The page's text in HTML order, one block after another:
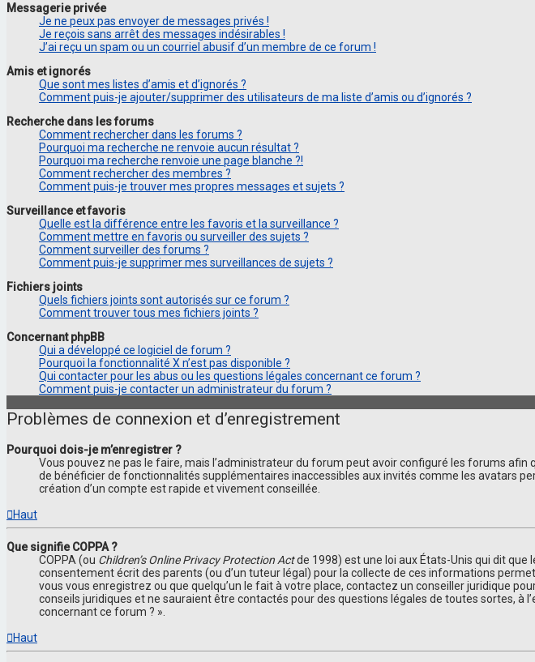
Messagerie privée
Je ne peux pas envoyer de messages privés !
Je reçois sans arrêt des messages indésirables !
J’ai reçu un spam ou un courriel abusif d’un membre de ce forum !
Amis et ignorés
Que sont mes listes d’amis et d’ignorés ?
Comment puis-je ajouter/supprimer des utilisateurs de ma liste d’amis ou d’ignorés ?
Recherche dans les forums
Comment rechercher dans les forums ?
Pourquoi ma recherche ne renvoie aucun résultat ?
Pourquoi ma recherche renvoie une page blanche ?!
Comment rechercher des membres ?
Comment puis-je trouver mes propres messages et sujets ?
Surveillance et favoris
Quelle est la différence entre les favoris et la surveillance ?
Comment mettre en favoris ou surveiller des sujets ?
Comment surveiller des forums ?
Comment puis-je supprimer mes surveillances de sujets ?
Fichiers joints
Quels fichiers joints sont autorisés sur ce forum ?
Comment trouver tous mes fichiers joints ?
Concernant phpBB
Qui a développé ce logiciel de forum ?
Pourquoi la fonctionnalité X n’est pas disponible ?
Qui contacter pour les abus ou les questions légales concernant ce forum ?
Comment puis-je contacter un administrateur du forum ?
Problèmes de connexion et d’enregistrement
Pourquoi dois-je m’enregistrer ?
Vous pouvez ne pas le faire, mais l’administrateur du forum peut avoir configuré les forums
de bénéficier de fonctionnalités supplémentaires inaccessibles aux invités comme les avatars
création d’un compte est rapide et vivement conseillée.
Haut
Que signifie COPPA ?
COPPA (ou Children’s Online Privacy Protection Actde 1998) est une loi aux États-Unis qui dit
consentement écrit des parents (ou d’un tuteur légal) pour la collecte de ces informations
vous vous enregistrez ou que quelqu’un le fait à votre place, contactez un conseiller juridique
conseils juridiques et ne sauraient être contactés pour des questions légales de toutes sortes, à
concernant ce forum ? ».
Haut